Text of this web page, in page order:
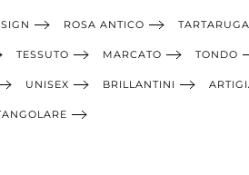
ROSA ANTICO
TESSUTO MARCATO TONDO
UNISEX BRILLANTINI